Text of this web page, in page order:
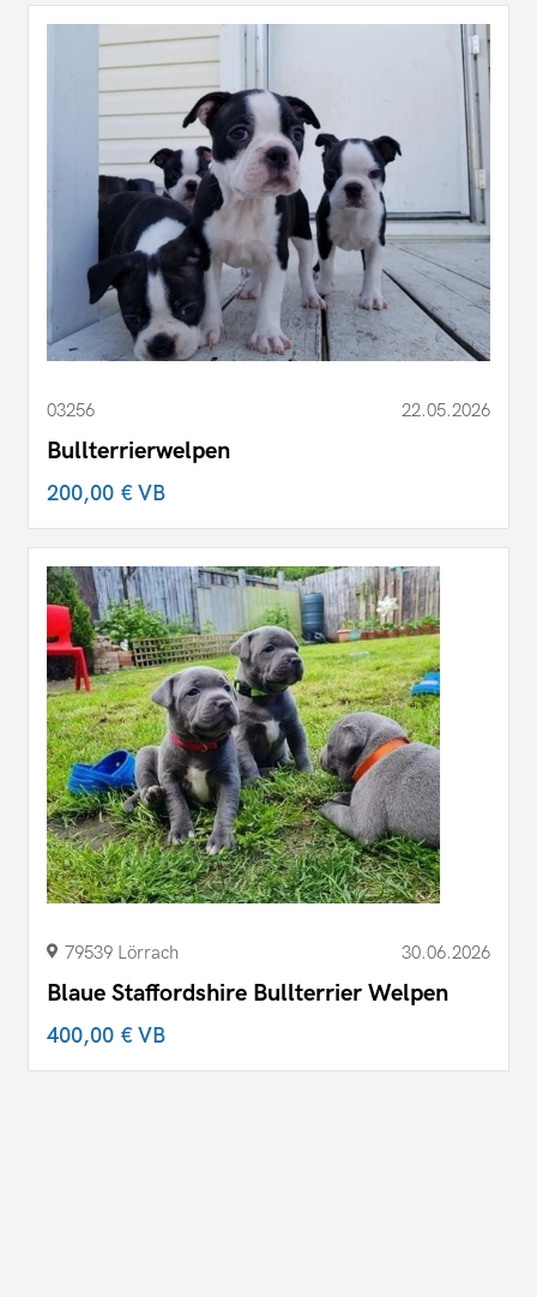
03256 22.05.2026
Bullterrierwelpen
200,00 €VB
79539 Lörrach 30.06.2026
Blaue Staffordshire Bullterrier Welpen
400,00 €VB